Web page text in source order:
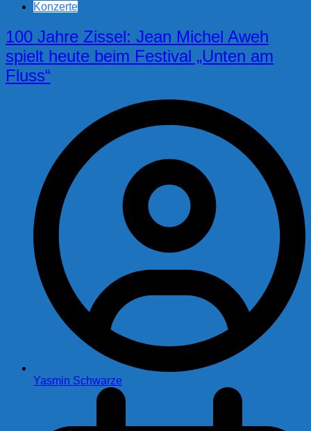
Konzerte
100 Jahre Zissel: Jean Michel Aweh
spielt heute beim Festival „Unten am
Fluss“
Yasmin Schwarze